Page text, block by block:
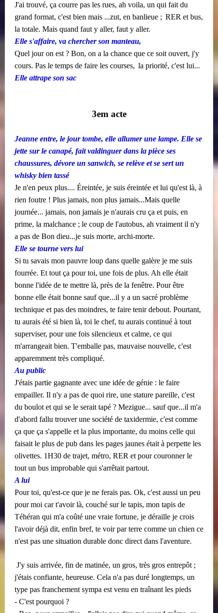
J'ai trouvé, ça courre pas les rues, ah voila, un qui fait du
grand format, c'est bien mais ...zut, en banlieue ; RER et bus,
la totale. Mais quand faut y aller, faut y aller.
Elle s'affaire, va chercher son manteau,
Quel jour on est ? Bon, on a la chance que ce soit ouvert, j'y
cours. Pas le temps de faire les courses, la priorité, c'est lui...
Elle attrape son sac
3em acte
Jeanne entre, le jour tombe, elle allumer une lampe. Elle se
jette sur le canapé, fait valdinguer dans la pièce ses
chaussures, dévore un sanwich, se relève et se sert un
whisky bien tassé
Je n'en peux plus.... Éreintée, je suis éreintée et lui qu'est là, à
rien foutre ! Plus jamais, non plus jamais...Mais quelle
journée... jamais, non jamais je n'aurais cru ça et puis, en
prime, la malchance ; le coup de l'autobus, ah vraiment il n'y
a pas de Bon dieu...je suis morte, archi-morte.
Elle se tourne vers lui
Si tu savais mon pauvre loup dans quelle galère je me suis
fourrée. Et tout ça pour toi, une fois de plus. Ah elle était
bonne l'idée de te mettre là, près de la fenêtre. Pour être
bonne elle était bonne sauf que...il y a un sacré problème
technique et pas des moindres, te faire tenir debout. Pourtant,
tu aurais été si bien là, toi le chef, tu aurais continué à tout
superviser, pour une fois silencieux et calme, ce qui
m'arrangeait bien. T'emballe pas, mauvaise nouvelle, c'est
apparemment très compliqué.
Au public
J'étais partie gagnante avec une idée de génie : le faire
empailler. Il n'y a pas de quoi rire, une stature pareille, c'est
du boulot et qui se le serait tapé ? Mezigue... sauf que...il m'a
d'abord fallu trouver une société de taxidermie, c'est comme
ça que ça s'appelle et la plus importante, du moins celle qui
faisait le plus de pub dans les pages jaunes était à perpette les
olivettes. 1H30 de trajet, métro, RER et pour couronner le
tout un bus improbable qui s'arrêtait partout.
A lui
Pour toi, qu'est-ce que je ne ferais pas. Ok, c'est aussi un peu
pour moi car t'avoir là, couché sur le tapis, mon tapis de
Téhéran qui m'a coûté une vraie fortune, je déraille je crois
l'avoir déjà dit, enfin bref, te voir par terre comme un chien ce
n'est pas une situation durable donc direct dans l'aventure.
J'y suis arrivée, fin de matinée, un gros, très gros entrepôt ;
j'étais confiante, heureuse. Cela n'a pas duré longtemps, un
type pas franchement sympa est venu en traînant les pieds
- C'est pourquoi ?